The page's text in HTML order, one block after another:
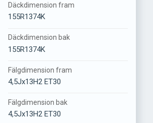
Däckdimension fram
155R1374K
Däckdimension bak
155R1374K
Fälgdimension fram
4,5Jx13H2 ET30
Fälgdimension bak
4,5Jx13H2 ET30